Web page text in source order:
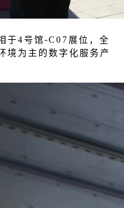
于4号馆-C07展位，全
境为主的数字化服务产